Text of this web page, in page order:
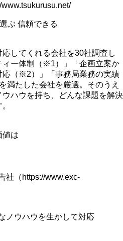
ぶ 信頼できる
してくれる会社を30社調査し
ィー体制（※1）」「企画立案か
応（※2）」「事務局業務の実績
満たした会社を厳選。そのうえ
ハウを持ち、どんな課題を解決
値は
社（https://www.exc-
ノウハウを生かして対応